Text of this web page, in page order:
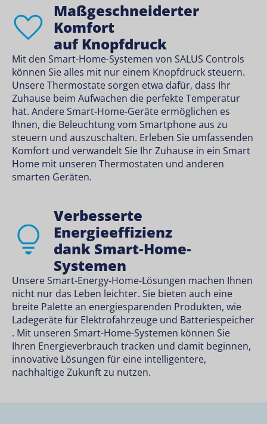
Maßgeschneiderter
Komfort
auf Knopfdruck
Mit den Smart-Home-Systemen von SALUS Controls
können Sie alles mit nur einem Knopfdruck steuern.
Unsere Thermostate sorgen etwa dafür, dass Ihr
Zuhause beim Aufwachen die perfekte Temperatur
hat. Andere Smart-Home-Geräte ermöglichen es
Ihnen, die Beleuchtung vom Smartphone aus zu
steuern und auszuschalten. Erleben Sie umfassenden
Komfort und verwandelt Sie Ihr Zuhause in ein Smart
Home mit unseren Thermostaten und anderen
smarten Geräten.
Verbesserte
Energieeffizienz
dank Smart-Home-
Systemen
UnsereSmart-Energy-Home-Lösungen machen Ihnen
nicht nur das Leben leichter. Sie bieten auch eine
breite Palette an energiesparenden Produkten, wie
Ladegeräte für Elektrofahrzeuge und Batteriespeicher
. Mit unseren Smart-Home-Systemen können Sie
Ihren Energieverbrauch tracken und damit beginnen,
innovative Lösungen für eine intelligentere,
nachhaltige Zukunft zu nutzen.